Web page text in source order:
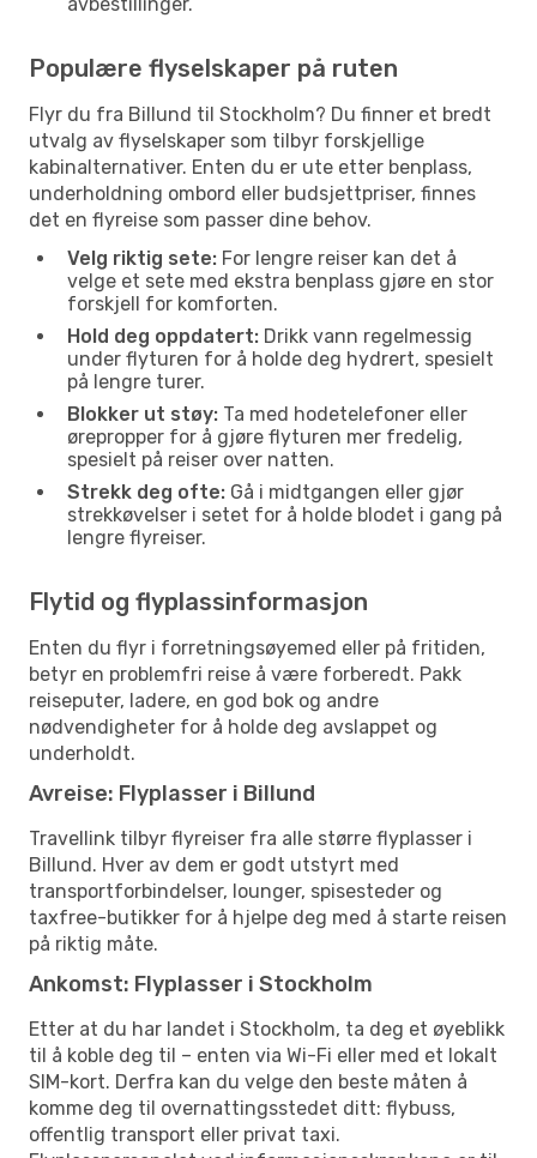
Populære flyselskaper på ruten
Flyr du fra Billund til Stockholm? Du finner et bredt
utvalg av flyselskaper som tilbyr forskjellige
kabinalternativer. Enten du er ute etter benplass,
underholdning ombord eller budsjettpriser, finnes
det en flyreise som passer dine behov.
Velg riktig sete: For lengre reiser kan det å
velge et sete med ekstra benplass gjøre en stor
forskjell for komforten.
Hold deg oppdatert: Drikk vann regelmessig
under flyturen for å holde deg hydrert, spesielt
på lengre turer.
Blokker ut støy: Ta med hodetelefoner eller
ørepropper for å gjøre flyturen mer fredelig,
spesielt på reiser over natten.
Strekk deg ofte: Gå i midtgangen eller gjør
strekkøvelser i setet for å holde blodet i gang på
lengre flyreiser.
Flytid og flyplassinformasjon
Enten du flyr i forretningsøyemed eller på fritiden,
betyr en problemfri reise å være forberedt. Pakk
reiseputer, ladere, en god bok og andre
nødvendigheter for å holde deg avslappet og
underholdt.
Avreise: Flyplasser i Billund
Travellink tilbyr flyreiser fra alle større flyplasser i
Billund. Hver av dem er godt utstyrt med
transportforbindelser, lounger, spisesteder og
taxfree-butikker for å hjelpe deg med å starte reisen
på riktig måte.
Ankomst: Flyplasser i Stockholm
Etter at du har landet i Stockholm, ta deg et øyeblikk
til å koble deg til – enten via Wi-Fi eller med et lokalt
SIM-kort. Derfra kan du velge den beste måten å
komme deg til overnattingsstedet ditt: flybuss,
offentlig transport eller privat taxi.